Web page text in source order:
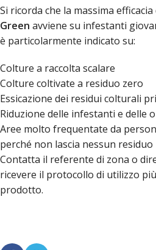
Si ricorda che la massima efficacia
Green avviene su infestanti
è particolarmente indicato su:
Colture a raccolta scalare
Colture coltivate a residuo zero
Essicazione dei residui colturali
Riduzione delle infestanti e delle
Aree molto frequentate da
perché non lascia nessun residuo
Contatta il referente di zona o
ricevere il protocollo di utilizzo
prodotto.